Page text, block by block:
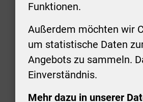
Funktionen.
Außerdem möchten wir
um statistische Daten
Angebots zu sammeln.
Einverständnis.
Mehr dazu in unserer
KONTAKT
Stadt Aschersleben
Markt 1
06449 Aschersleben
+49 3473 958-0